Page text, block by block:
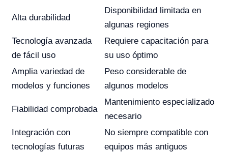
Alta durabilidad
Disponibilidad limitada en
algunas regiones
Tecnología avanzada
de fácil uso
Requiere capacitación para
su uso óptimo
Amplia variedad de
modelos y funciones
Peso considerable de
algunos modelos
Fiabilidad comprobada
Mantenimiento especializado
necesario
Integración con
tecnologías futuras
No siempre compatible con
equipos más antiguos